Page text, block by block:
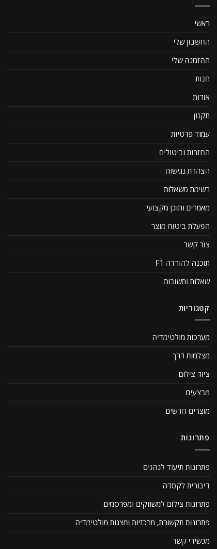
ראשי
החשבון שלי
ההזמנה שלי
חנות
אודות
תקנון
עמוד פרטיות
החזרות וביטולים
הצהרת נגישות
רשימת משאלות
מאמרים ותוכן מקצועי
הפעלת ביטוח מוצר
צור קשר
תוכנה להורדה F1
שאלות ותשובות
קטגוריות
מערכות מולטימדיה
מצלמות דרך
ציוד צילום
מבצעים
מוצרים חדשים
פתרונות
פתרונות תיעוד לנהגים
דיבורית לקסדה
פתרונות צילום למשווקים ומפרסמים
פתרונות תקשורת, מרכזיות ומצגות מולטימדיה
מכשירי קשר